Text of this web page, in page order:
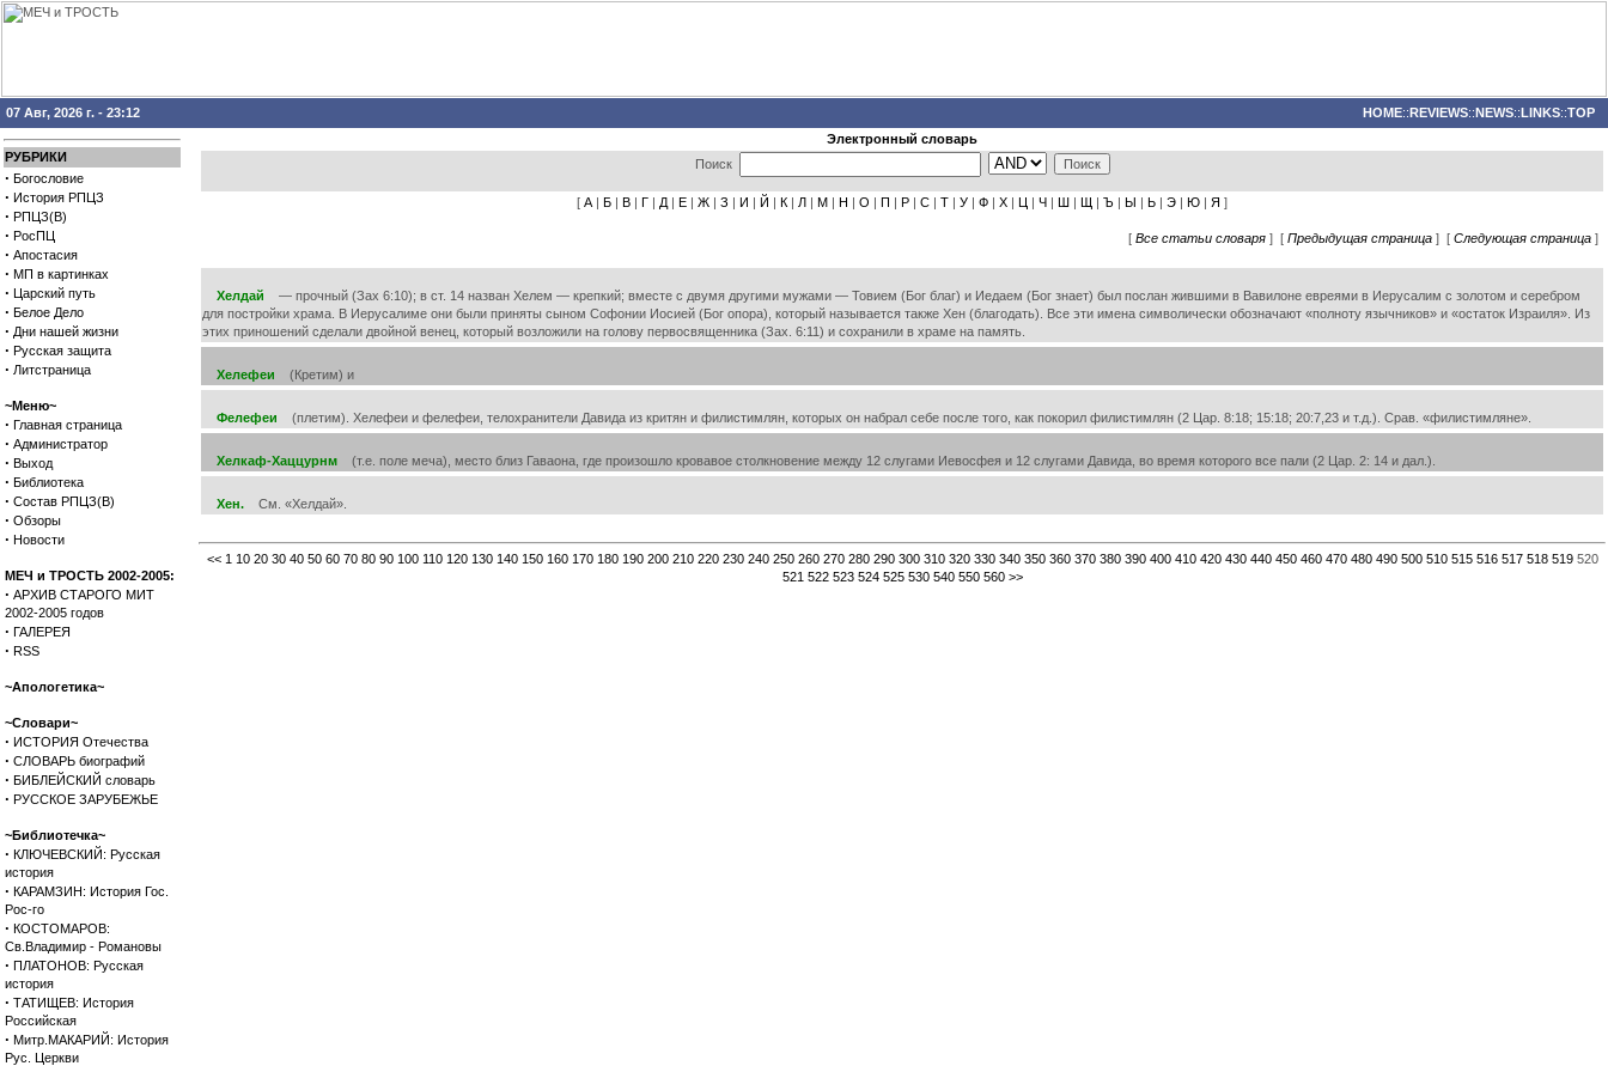
07 Авг, 2026 г. - 23:12 HOME::REVIEWS::NEWS::LINKS::TOP
РУБРИКИ
· Богословие
· История РПЦЗ
· РПЦЗ(В)
· РосПЦ
· Апостасия
· МП в картинках
· Царский путь
· Белое Дело
· Дни нашей жизни
· Русская защита
· Литстраница
~Меню~
· Главная страница
· Администратор
· Выход
· Библиотека
· Состав РПЦЗ(В)
· Обзоры
· Новости
МЕЧ и ТРОСТЬ 2002-2005:
· АРХИВ СТАРОГО МИТ
2002-2005 годов
· ГАЛЕРЕЯ
· RSS
~Апологетика~
~Словари~
· ИСТОРИЯ Отечества
· СЛОВАРЬ биографий
· БИБЛЕЙСКИЙ словарь
· РУССКОЕ ЗАРУБЕЖЬЕ
~Библиотечка~
· КЛЮЧЕВСКИЙ: Русская
история
· КАРАМЗИН: История Гос.
Рос-го
· КОСТОМАРОВ:
Св.Владимир - Романовы
· ПЛАТОНОВ: Русская
история
· ТАТИЩЕВ: История
Российская
· Митр.МАКАРИЙ: История
Рус. Церкви
Электронный словарь
Поиск
[ А | Б | В | Г | Д | Е | Ж | З | И | Й | К | Л | М | Н | О | П | Р | С | Т | У | Ф | Х | Ц | Ч | Ш | Щ | Ъ | Ы | Ь | Э | Ю | Я ]
[ Все статьи словаря ] [ Предыдущая страница ] [ Следующая страница ]
Хелдай — прочный (Зах 6:10); в ст. 14 назван Хелем — крепкий; вместе с двумя другими мужами — Товием (Бог благ) и Иедаем (Бог знает) был послан жившими в Вавилоне евреями в Иерусалим с золотом и серебром
для постройки храма. В Иерусалиме они были приняты сыном Софонии Иосией (Бог опора), который называется также Хен (благодать). Все эти имена символически обозначают «полноту язычников» и «остаток Израиля». Из
этих приношений сделали двойной венец, который возложили на голову первосвященника (Зах. 6:11) и сохранили в храме на память.
Хелефеи (Кретим) и
Фелефеи (плетим). Хелефеи и фелефеи, телохранители Давида из критян и филистимлян, которых он набрал себе после того, как покорил филистимлян (2 Цар. 8:18; 15:18; 20:7,23 и т.д.). Срав. «филистимляне».
Хелкаф-Хаццурнм (т.е. поле меча), место близ Гаваона, где произошло кровавое столкновение между 12 слугами Иевосфея и 12 слугами Давида, во время которого все пали (2 Цар. 2: 14 и дал.).
Хен. См. «Хелдай».
<< 1 10 20 30 40 50 60 70 80 90 100 110 120 130 140 150 160 170 180 190 200 210 220 230 240 250 260 270 280 290 300 310 320 330 340 350 360 370 380 390 400 410 420 430 440 450 460 470 480 490 500 510 515 516 517 518 519520
521 522 523 524 525 530 540 550 560 >>